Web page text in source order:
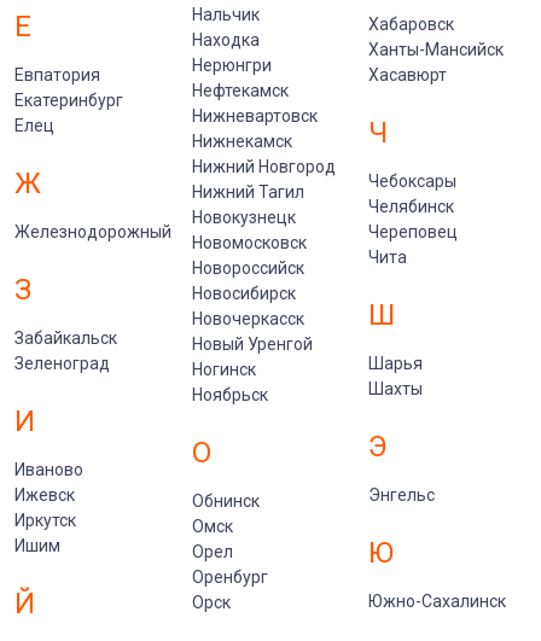
Е
Евпатория
Екатеринбург
Елец
Ж
Железнодорожный
З
Забайкальск
Зеленоград
И
Иваново
Ижевск
Иркутск
Ишим
Й
Нальчик
Находка
Нерюнгри
Нефтекамск
Нижневартовск
Нижнекамск
Нижний Новгород
Нижний Тагил
Новокузнецк
Новомосковск
Новороссийск
Новосибирск
Новочеркасск
Новый Уренгой
Ногинск
Ноябрьск
О
Обнинск
Омск
Орел
Оренбург
Орск
Хабаровск
Ханты-Мансийск
Хасавюрт
Ч
Чебоксары
Челябинск
Череповец
Чита
Ш
Шарья
Шахты
Э
Энгельс
Ю
Южно-Сахалинск